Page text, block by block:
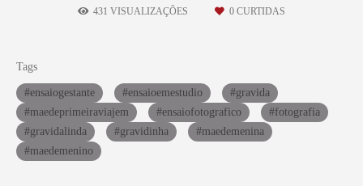
431 VISUALIZAÇÕES 0 CURTIDAS
Tags
#ensaiogestante #ensaioemestudio
#gravida
#maedeprimeiraviajem
#ensaiofotografico
#fotografia
#gravidalinda
#gravidinha
#maedemenina
#maedemenino